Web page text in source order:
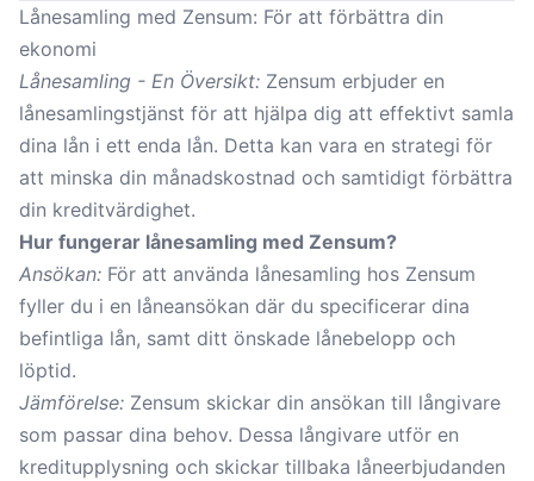
Lånesamling med Zensum: För att förbättra din
ekonomi
Lånesamling - En Översikt: Zensum erbjuder en
lånesamlingstjänst för att hjälpa dig att effektivt samla
dina lån i ett enda lån. Detta kan vara en strategi för
att minska din månadskostnad och samtidigt förbättra
din kreditvärdighet.
Hur fungerar lånesamling med Zensum?
Ansökan: För att använda lånesamling hos Zensum
fyller du i en låneansökan där du specificerar dina
befintliga lån, samt ditt önskade lånebelopp och
löptid.
Jämförelse: Zensum skickar din ansökan till långivare
som passar dina behov. Dessa långivare utför en
kreditupplysning och skickar tillbaka låneerbjudanden